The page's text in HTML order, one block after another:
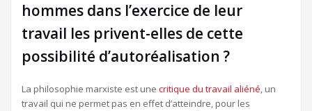
hommes dans l’exercice de leur
travail les privent-elles de cette
possibilité d’autoréalisation ?
La philosophie marxiste est une critique du travail aliéné, un
travail qui ne permet pas en effet d’atteindre, pour les